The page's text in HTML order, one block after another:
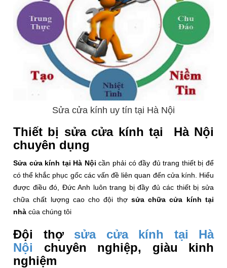
Sửa cửa kính uy tín tại Hà Nội
Thiết bị sửa cửa kính tại Hà Nội
chuyên dụng
Sửa cửa kính tại Hà Nộicần phải có đầy đủ trang thiết bị để
có thể khắc phục gốc các vấn đề liên quan đến cửa kính. Hiểu
được điều đó, Đức Anh luôn trang bị đầy đủ các thiết bị sửa
chữa chất lượng cao cho đội thợ sửa chữa cửa kính tại
nhà của chúng tôi
Đội thợ sửa cửa kính tại Hà
Nội chuyên nghiệp, giàu kinh
nghiệm